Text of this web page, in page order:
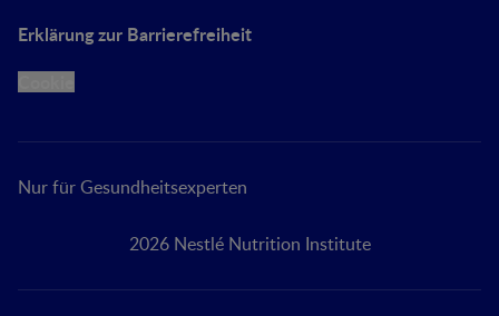
Erklärung zur Barrierefreiheit
Nur für Gesundheitsexperten
2026 Nestlé Nutrition Institute